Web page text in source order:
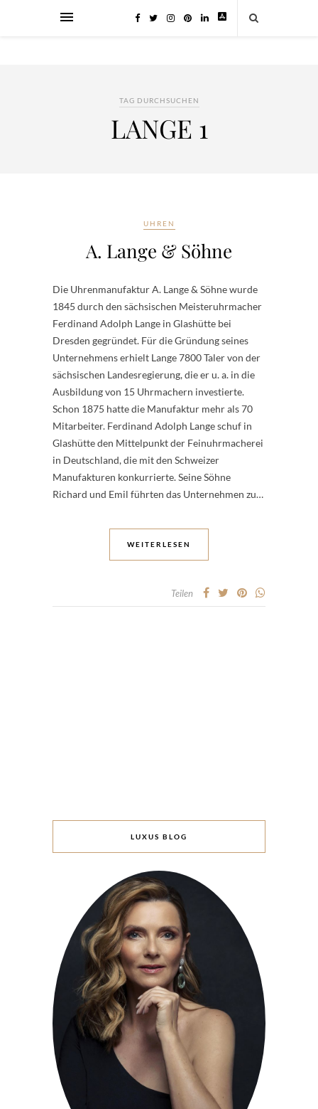
TAG DURCHSUCHEN
LANGE 1
UHREN
A. Lange & Söhne
Die Uhrenmanufaktur A. Lange & Söhne wurde
1845 durch den sächsischen Meisteruhrmacher
Ferdinand Adolph Lange in Glashütte bei
Dresden gegründet. Für die Gründung seines
Unternehmens erhielt Lange 7800 Taler von der
sächsischen Landesregierung, die er u. a. in die
Ausbildung von 15 Uhrmachern investierte.
Schon 1875 hatte die Manufaktur mehr als 70
Mitarbeiter. Ferdinand Adolph Lange schuf in
Glashütte den Mittelpunkt der Feinuhrmacherei
in Deutschland, die mit den Schweizer
Manufakturen konkurrierte. Seine Söhne
Richard und Emil führten das Unternehmen zu…
WEITERLESEN
Teilen
LUXUS BLOG